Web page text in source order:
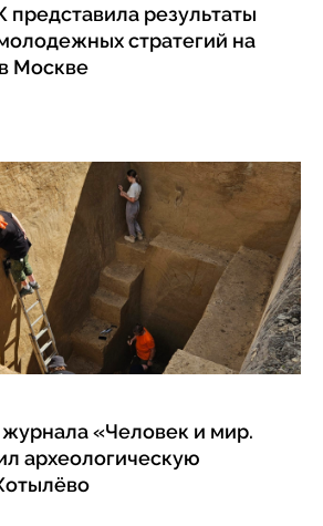
результаты
стратегий на
Москве
«Человек и мир.
археологическую